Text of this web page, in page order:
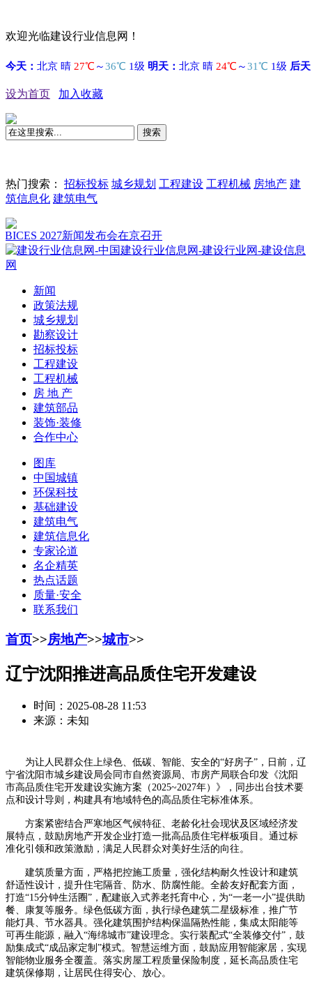
欢迎光临建设行业信息网！
设为首页 加入收藏
搜索
热门搜索： 招标投标 城乡规划 工程建设 工程机械 房地产 建
筑信息化 建筑电气
2027新闻发布会在京召开
新闻
政策法规
城乡规划
勘察设计
招标投标
工程建设
工程机械
房 地 产
建筑部品
装饰·装修
合作中心
图库
中国城镇
环保科技
基础建设
建筑电气
建筑信息化
专家论道
名企精英
热点话题
质量·安全
联系我们
首页>>房地产>>城市>>
辽宁沈阳推进高品质住宅开发建设
时间：2025-08-28 11:53
来源：未知
为让人民群众住上绿色、低碳、智能、安全的“好房子”，日前，辽
宁省沈阳市城乡建设局会同市自然资源局、市房产局联合印发《沈阳
市高品质住宅开发建设实施方案（2025~2027年）》，同步出台技术要
点和设计导则，构建具有地域特色的高品质住宅标准体系。
方案紧密结合严寒地区气候特征、老龄化社会现状及区域经济发
展特点，鼓励房地产开发企业打造一批高品质住宅样板项目。通过标
准化引领和政策激励，满足人民群众对美好生活的向往。
建筑质量方面，严格把控施工质量，强化结构耐久性设计和建筑
舒适性设计，提升住宅隔音、防水、防腐性能。全龄友好配套方面，
打造“15分钟生活圈”，配建嵌入式养老托育中心，为“一老一小”提供助
餐、康复等服务。绿色低碳方面，执行绿色建筑二星级标准，推广节
能灯具、节水器具。强化建筑围护结构保温隔热性能，集成太阳能等
可再生能源，融入“海绵城市”建设理念。实行装配式“全装修交付”，鼓
励集成式“成品家定制”模式。智慧运维方面，鼓励应用智能家居，实现
智能物业服务全覆盖。落实房屋工程质量保险制度，延长高品质住宅
建筑保修期，让居民住得安心、放心。